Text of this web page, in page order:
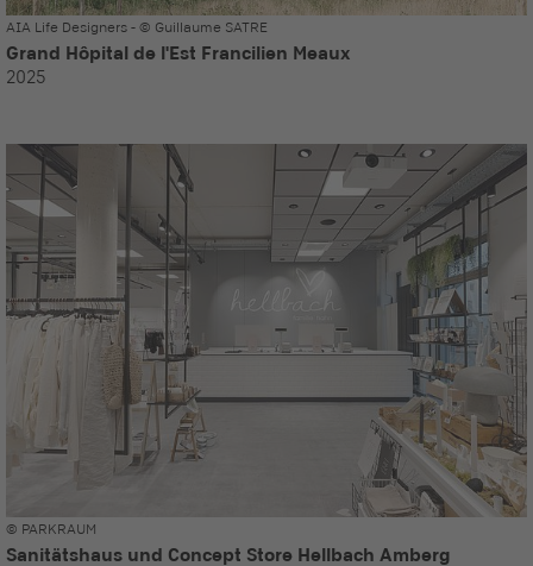
AIA Life Designers - © Guillaume SATRE
Grand Hôpital de l'Est Francilien Meaux
2025
© PARKRAUM
Sanitätshaus und Concept Store Hellbach Amberg